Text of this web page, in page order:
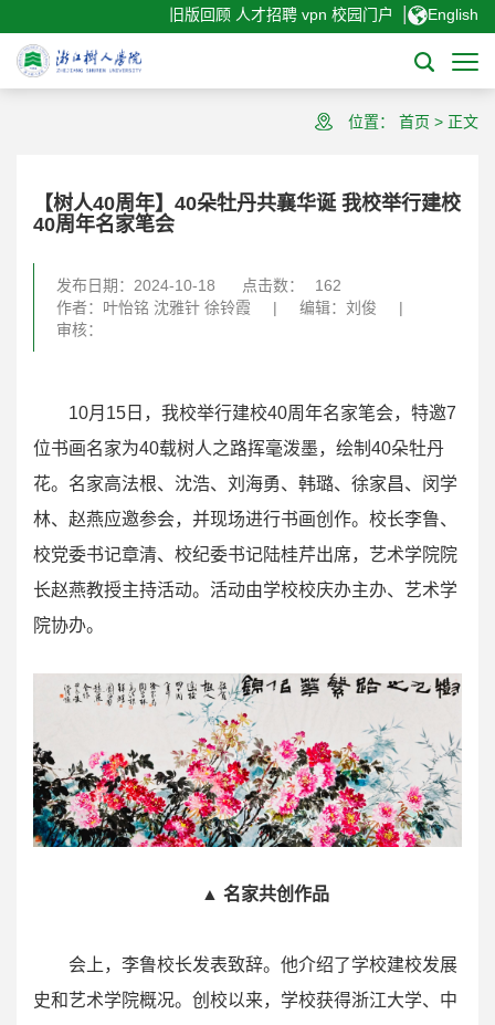
旧版回顾 人才招聘 vpn 校园门户 English
位置： 首页 > 正文
【树人40周年】40朵牡丹共襄华诞 我校举行建校
40周年名家笔会
发布日期：2024-10-18 点击数：
162
作者：叶怡铭 沈雅针 徐铃霞
| 编辑：刘俊
|
审核：
10月15日，我校举行建校40周年名家笔会，特邀7
位书画名家为40载树人之路挥毫泼墨，绘制40朵牡丹
花。名家高法根、沈浩、刘海勇、韩璐、徐家昌、闵学
林、赵燕应邀参会，并现场进行书画创作。校长李鲁、
校党委书记章清、校纪委书记陆桂芹出席，艺术学院院
长赵燕教授主持活动。活动由学校校庆办主办、艺术学
院协办。
▲ 名家共创作品
会上，李鲁校长发表致辞。他介绍了学校建校发展
史和艺术学院概况。创校以来，学校获得浙江大学、中